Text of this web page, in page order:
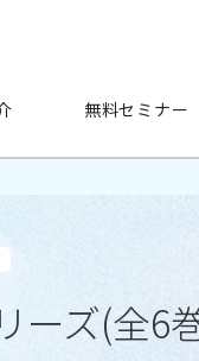
無料セミナー
ーズ(全6